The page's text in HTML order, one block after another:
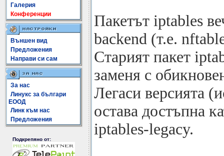
Галерия
Конференции
Външен вид
Предложения
Направи си сам
За нас
Линукс за българи
ЕООД
Линк към нас
Предложения
Подкрепяно от:
Пакетът iptables
backend (т.е.
Старият пакет
заменя с
Легаси версията
остава достъпна
iptables-legacy.